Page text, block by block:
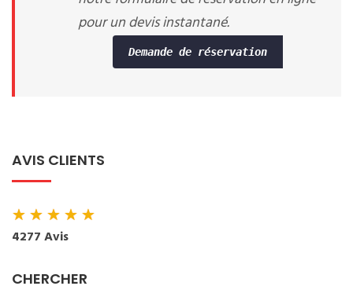
pour un devis instantané.
Demande de réservation
AVIS CLIENTS
★★★★★
4277 Avis
CHERCHER